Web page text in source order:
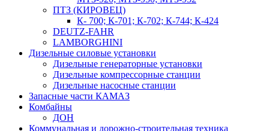
ПТЗ (КИРОВЕЦ)
К- 700; К-701; К-702; К-744; К-424
DEUTZ-FAHR
LAMBORGHINI
Дизельные силовые установки
Дизельные генераторные установки
Дизельные компрессорные станции
Дизельные насосные станции
Запасные части КАМАЗ
Комбайны
ДОН
Коммунальная и дорожно-строительная техника